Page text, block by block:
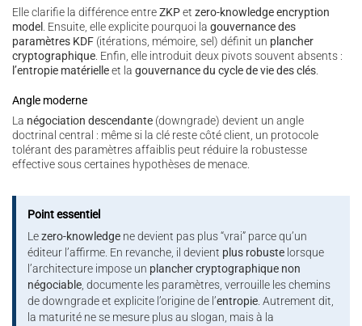
Elle clarifie la différence entreZKPet zero-knowledge encryption
model . Ensuite, elle explicite pourquoi la gouvernance des
paramètres KDF (itérations, mémoire, sel) définit un plancher
cryptographique. Enfin, elle introduit deux pivots souvent absents :
l’entropie matérielleet la gouvernance du cycle de vie des clés.
Angle moderne
La négociation descendante (downgrade) devient un angle
doctrinal central : même si la clé reste côté client, un protocole
tolérant des paramètres affaiblis peut réduire la robustesse
effective sous certaines hypothèses de menace.
Point essentiel
Lezero-knowledge ne devient pas plus “vrai” parce qu’un
éditeur l’affirme. En revanche, il devient plus robuste lorsque
l’architecture impose un plancher cryptographique non
négociable, documente les paramètres, verrouille les chemins
de downgrade et explicite l’origine de l’entropie. Autrement dit,
la maturité ne se mesure plus au slogan, mais à la